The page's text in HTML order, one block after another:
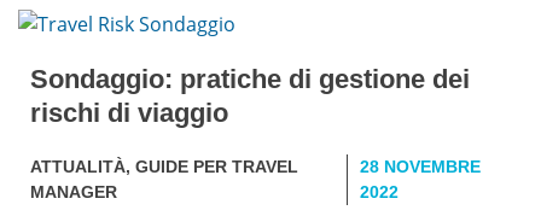
Sondaggio: pratiche di gestione dei
rischi di viaggio
ATTUALITÀ, GUIDE PER TRAVEL
MANAGER
28 NOVEMBRE
2022